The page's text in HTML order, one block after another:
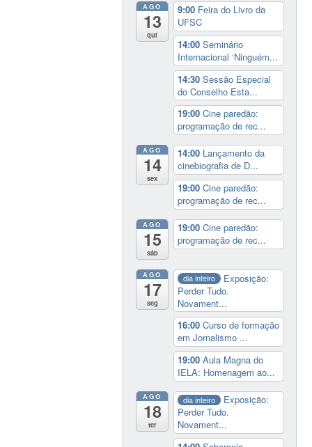
AGO
13
qui
9:00 Feira do Livro da
UFSC
14:00Seminário
Internacional ‘Ninguém...
14:30Sessão Especial
do Conselho Esta...
19:00Cine paredão:
programação de rec...
AGO
14
sex
14:00 Lançamento da
cinebiografia de D...
19:00Cine paredão:
programação de rec...
AGO
15
sáb
19:00Cine paredão:
programação de rec...
AGO
17
seg
dia inteiro
Exposição:
Perder Tudo.
Novament...
16:00Curso de formação
em Jornalismo ...
19:00Aula Magna do
IELA: Homenagem ao...
AGO
18
ter
dia inteiro
Exposição:
Perder Tudo.
Novament...